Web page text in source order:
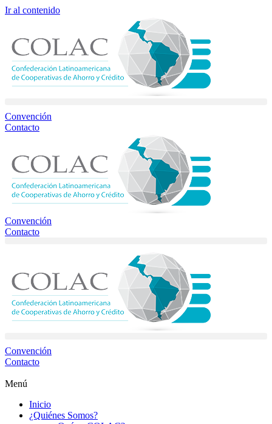
Ir al contenido
Convención
Contacto
Convención
Contacto
Convención
Contacto
Menú
Inicio
¿Quiénes Somos?